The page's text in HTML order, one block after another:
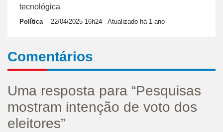
tecnológica
Política 22/04/2025 16h24 - Atualizado há 1 ano
Comentários
Uma resposta para “Pesquisas
mostram intenção de voto dos
eleitores”